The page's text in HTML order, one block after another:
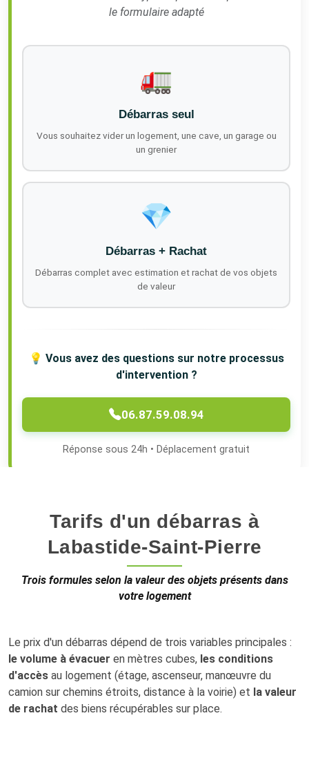
le formulaire adapté
🚛
Débarras seul
Vous souhaitez vider un logement, une cave, un garage ou
un grenier
💎
Débarras + Rachat
Débarras complet avec estimation et rachat de vos objets
de valeur
💡 Vous avez des questions sur notre processus
d'intervention ?
06.87.59.08.94
Réponse sous 24h • Déplacement gratuit
Tarifs d'un débarras à
Labastide-Saint-Pierre
Trois formules selon la valeur des objets présents dans
votre logement
Le prix d'un débarras dépend de trois variables principales :
le volume à évacuer en mètres cubes, les conditions
d'accès au logement (étage, ascenseur, manœuvre du
camion sur chemins étroits, distance à la voirie) et la valeur
de rachat des biens récupérables sur place.